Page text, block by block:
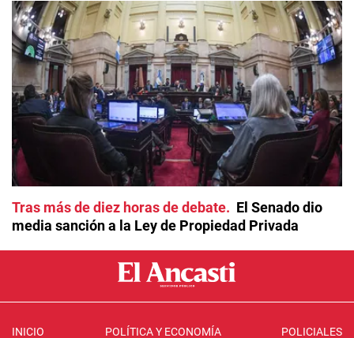
Tras más de diez horas de debate
El Senado dio
media sanción a la Ley de Propiedad Privada
INICIO POLÍTICA Y ECONOMÍA POLICIALES